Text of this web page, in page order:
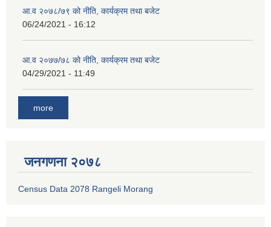
आ.व २०७८/७९ को नीति, कार्यक्रम तथा बजेट
06/24/2021 - 16:12
आ.व २०७७/७८ को नीति, कार्यक्रम तथा बजेट
04/29/2021 - 11:49
more
जनगणना २०७८
Census Data 2078 Rangeli Morang